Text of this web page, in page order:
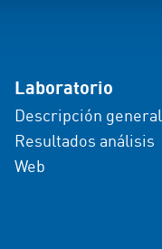
Laboratorio
Descripción general
Resultados análisis
Web